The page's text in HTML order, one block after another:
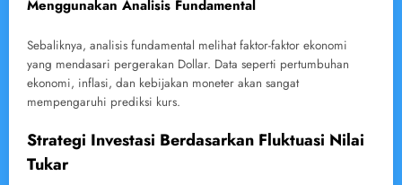
Menggunakan Analisis Fundamental
Sebaliknya, analisis fundamental melihat faktor-faktor ekonomi
yang mendasari pergerakan Dollar. Data seperti pertumbuhan
ekonomi, inflasi, dan kebijakan moneter akan sangat
mempengaruhi prediksi kurs.
Strategi Investasi Berdasarkan Fluktuasi Nilai
Tukar